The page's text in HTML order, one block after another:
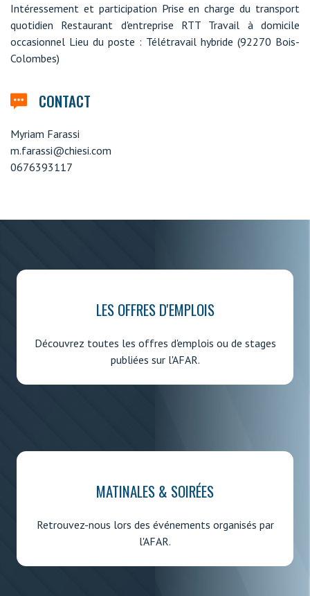
Intéressement et participation Prise en charge du transport
quotidien Restaurant d'entreprise RTT Travail à domicile
occasionnel Lieu du poste : Télétravail hybride (92270 Bois-
Colombes)
CONTACT
Myriam Farassi
m.farassi@chiesi.com
0676393117
LES OFFRES D'EMPLOIS
Découvrez toutes les offres d'emplois ou de stages
publiées sur l'AFAR.
MATINALES & SOIRÉES
Retrouvez-nous lors des événements organisés par
l'AFAR.